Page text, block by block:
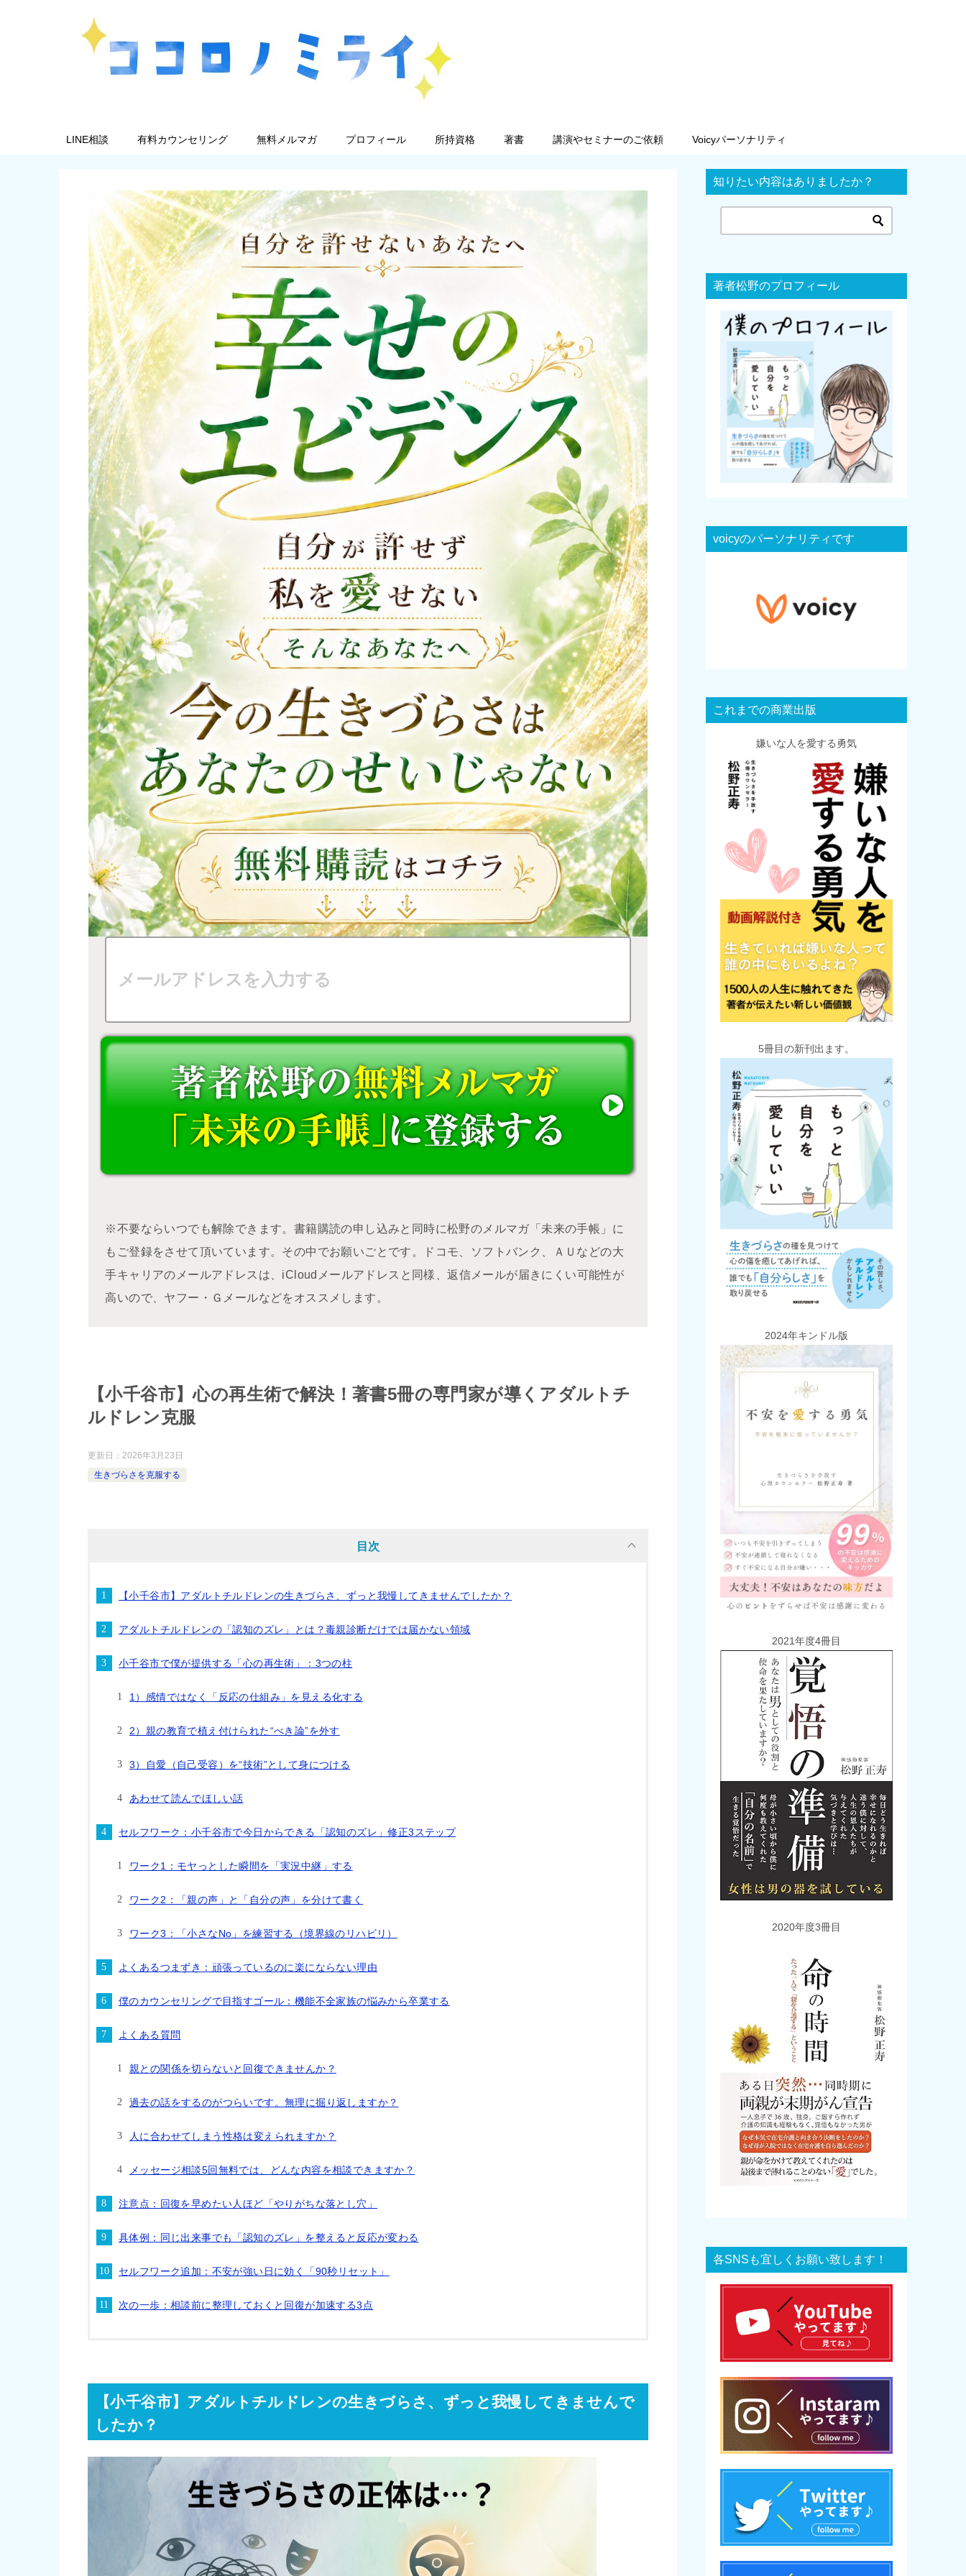
LINE相談 有料カウンセリング 無料メルマガ プロフィール 所持資格 著書 講演やセミナーのご依頼 Voicyパーソナリティ
※不要ならいつでも解除できます。書籍購読の申し込みと同時に松野のメルマガ「未来の手帳」に
もご登録をさせて頂いています。その中でお願いごとです。ドコモ、ソフトバンク、ＡＵなどの大
手キャリアのメールアドレスは、iCloudメールアドレスと同様、返信メールが届きにくい可能性が
高いので、ヤフー・Ｇメールなどをオススメします。
【小千谷市】心の再生術で解決！著書5冊の専門家が導くアダルトチ
ルドレン克服
更新日： 2026年3月23日
生きづらさを克服する
目次
【小千谷市】アダルトチルドレンの生きづらさ、ずっと我慢してきませんでしたか？
アダルトチルドレンの「認知のズレ」とは？毒親診断だけでは届かない領域
小千谷市で僕が提供する「心の再生術」：3つの柱
1）感情ではなく「反応の仕組み」を見える化する
2）親の教育で植え付けられた“べき論”を外す
3）自愛（自己受容）を“技術”として身につける
あわせて読んでほしい話
セルフワーク：小千谷市で今日からできる「認知のズレ」修正3ステップ
ワーク1：モヤっとした瞬間を「実況中継」する
ワーク2：「親の声」と「自分の声」を分けて書く
ワーク3：「小さなNo」を練習する（境界線のリハビリ）
よくあるつまずき：頑張っているのに楽にならない理由
僕のカウンセリングで目指すゴール：機能不全家族の悩みから卒業する
よくある質問
親との関係を切らないと回復できませんか？
過去の話をするのがつらいです。無理に掘り返しますか？
人に合わせてしまう性格は変えられますか？
メッセージ相談5回無料では、どんな内容を相談できますか？
注意点：回復を早めたい人ほど「やりがちな落とし穴」
具体例：同じ出来事でも「認知のズレ」を整えると反応が変わる
セルフワーク追加：不安が強い日に効く「90秒リセット」
次の一歩：相談前に整理しておくと回復が加速する3点
【小千谷市】アダルトチルドレンの生きづらさ、ずっと我慢してきませんで
したか？
知りたい内容はありましたか？
著者松野のプロフィール
voicyのパーソナリティです
これまでの商業出版
嫌いな人を愛する勇気
5冊目の新刊出ます。
2024年キンドル版
2021年度4冊目
2020年度3冊目
各SNSも宜しくお願い致します！